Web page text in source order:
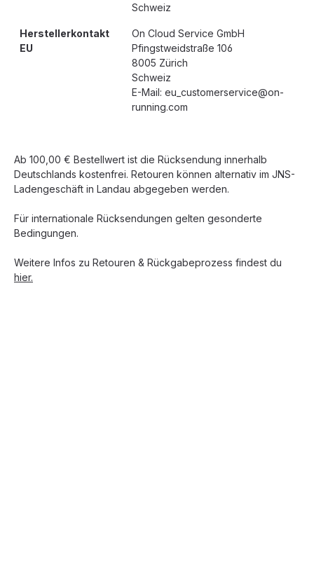
Schweiz
Herstellerkontakt
EU
On Cloud Service GmbH
Pfingstweidstraße 106
8005 Zürich
Schweiz
E-Mail: eu_customerservice@on-
running.com
Ab 100,00 € Bestellwert ist die Rücksendung innerhalb
Deutschlands kostenfrei. Retouren können alternativ im JNS-
Ladengeschäft in Landau abgegeben werden.
Für internationale Rücksendungen gelten gesonderte
Bedingungen.
Weitere Infos zu Retouren & Rückgabeprozess findest du
hier.